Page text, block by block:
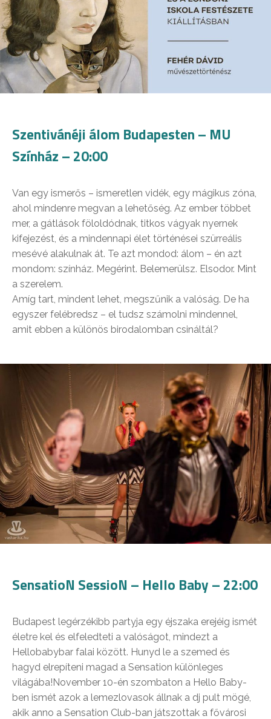
Szentivánéji álom Budapesten – MU
Színház – 20:00
Van egy ismerős – ismeretlen vidék, egy mágikus zóna,
ahol mindenre megvan a lehetőség. Az ember többet
mer, a gátlások föloldódnak, titkos vágyak nyernek
kifejezést, és a mindennapi élet történései szürreális
mesévé alakulnak át. Te azt mondod: álom – én azt
mondom: színház. Megérint. Belemerülsz. Elsodor. Mint
a szerelem.
Amíg tart, mindent lehet, megszűnik a valóság. De ha
egyszer felébredsz – el tudsz számolni mindennel,
amit ebben a különös birodalomban csináltál?
SensatioN SessioN – Hello Baby – 22:00
Budapest legérzékibb partyja egy éjszaka erejéig ismét
életre kel és elfeledteti a valóságot, mindezt a
Hellobabybar falai között. Hunyd le a szemed és
hagyd elrepíteni magad a Sensation különleges
világába!November 10-én szombaton a Hello Baby-
ben ismét azok a lemezlovasok állnak a dj pult mögé,
akik anno a Sensation Club-ban játszottak a fővárosi